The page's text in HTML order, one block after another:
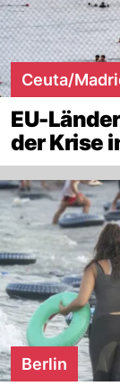
Ceuta/
EU-
der Krise
Berlin